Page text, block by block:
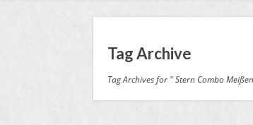
Tag Archive
Tag Archives for " Stern Combo